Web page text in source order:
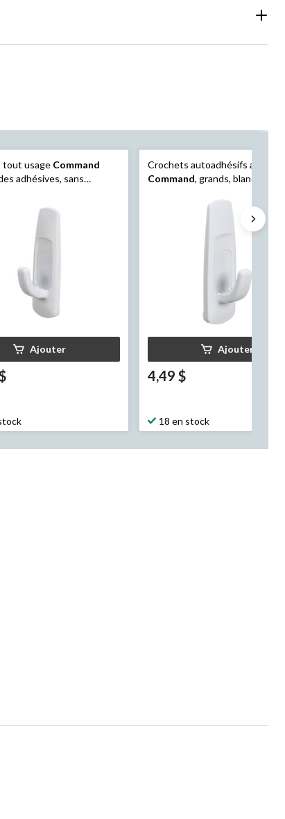
tout usage Command
adhésives, sans
grand, 5 lb, paq. 6
Ajouter
Crochets autoadhésifs
Command, grands, blancs
Ajouter
4,49 $
18 en stock